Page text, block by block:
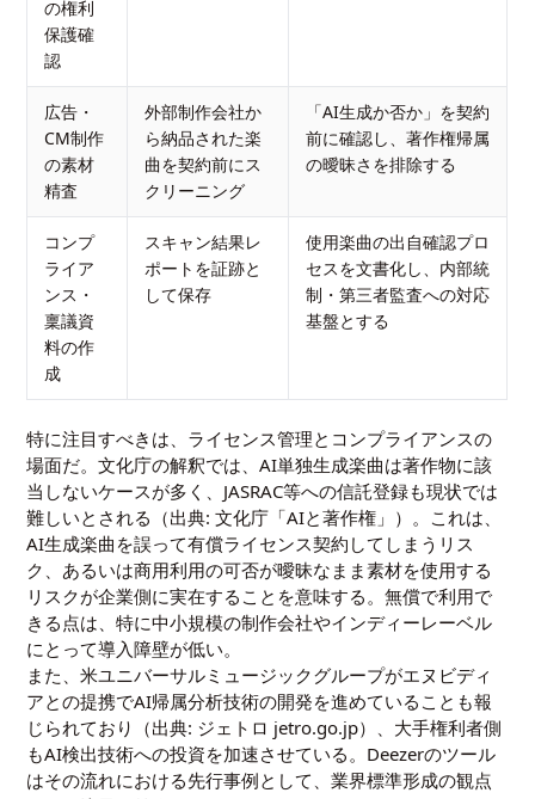
の権利
保護確
認
広告・
CM制作
の素材
精査
外部制作会社か
ら納品された楽
曲を契約前にス
クリーニング
「AI生成か否か」を契約
前に確認し、著作権帰属
の曖昧さを排除する
コンプ
ライア
ンス・
稟議資
料の作
成
スキャン結果レ
ポートを証跡と
して保存
使用楽曲の出自確認プロ
セスを文書化し、内部統
制・第三者監査への対応
基盤とする
特に注目すべきは、ライセンス管理とコンプライアンスの
場面だ。文化庁の解釈では、AI単独生成楽曲は著作物に該
当しないケースが多く、JASRAC等への信託登録も現状では
難しいとされる（出典:文化庁「AIと著作権」 ）。これは、
AI生成楽曲を誤って有償ライセンス契約してしまうリス
ク、あるいは商用利用の可否が曖昧なまま素材を使用する
リスクが企業側に実在することを意味する。無償で利用で
きる点は、特に中小規模の制作会社やインディーレーベル
にとって導入障壁が低い。
また、米ユニバーサルミュージックグループがエヌビディ
アとの提携でAI帰属分析技術の開発を進めていることも報
じられており（出典: ジェトロ jetro.go.jp）、大手権利者側
もAI検出技術への投資を加速させている。Deezerのツール
はその流れにおける先行事例として、業界標準形成の観点